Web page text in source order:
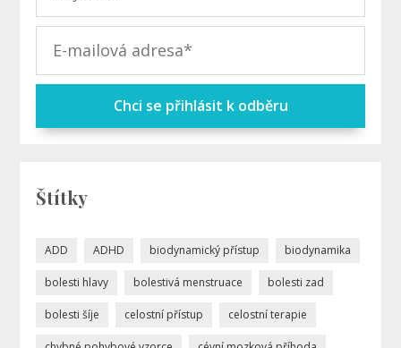
Chci se přihlásit k odběru
Štítky
ADD ADHD biodynamický přístup biodynamika
bolesti hlavy bolestivá menstruace bolesti zad
bolesti šíje celostní přístup celostní terapie